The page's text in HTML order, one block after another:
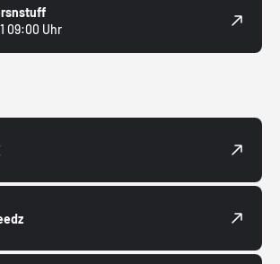
09:00 Uhr